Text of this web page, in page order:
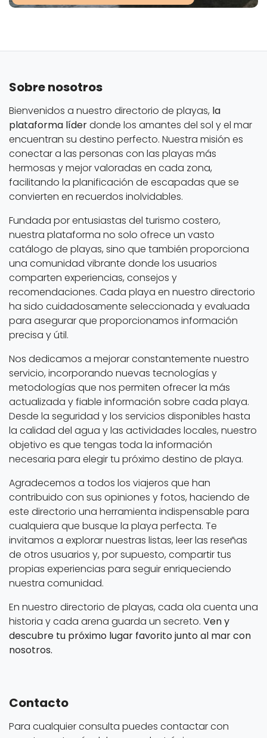
Sobre nosotros
Bienvenidos a nuestro directorio de playas, la
plataforma líderdonde los amantes del sol y el mar
encuentran su destino perfecto. Nuestra misión es
conectar a las personas con las playas más
hermosas y mejor valoradas en cada zona,
facilitando la planificación de escapadas que se
convierten en recuerdos inolvidables.
Fundada por entusiastas del turismo costero,
nuestra plataforma no solo ofrece un vasto
catálogo de playas, sino que también proporciona
una comunidad vibrante donde los usuarios
comparten experiencias, consejos y
recomendaciones. Cada playa en nuestro directorio
ha sido cuidadosamente seleccionada y evaluada
para asegurar que proporcionamos información
precisa y útil.
Nos dedicamos a mejorar constantemente nuestro
servicio, incorporando nuevas tecnologías y
metodologías que nos permiten ofrecer la más
actualizada y fiable información sobre cada playa.
Desde la seguridad y los servicios disponibles hasta
la calidad del agua y las actividades locales, nuestro
objetivo es que tengas toda la información
necesaria para elegir tu próximo destino de playa.
Agradecemos a todos los viajeros que han
contribuido con sus opiniones y fotos, haciendo de
este directorio una herramienta indispensable para
cualquiera que busque la playa perfecta. Te
invitamos a explorar nuestras listas, leer las reseñas
de otros usuarios y, por supuesto, compartir tus
propias experiencias para seguir enriqueciendo
nuestra comunidad.
En nuestro directorio de playas, cada ola cuenta una
historia y cada arena guarda un secreto. Ven y
descubre tu próximo lugar favorito junto al mar con
nosotros.
Contacto
Para cualquier consulta puedes contactar con